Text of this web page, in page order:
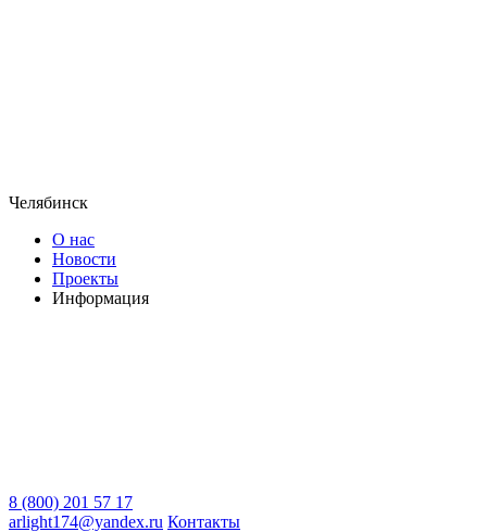
Челябинск
О нас
Новости
Проекты
Информация
8 (800) 201 57 17
arlight174@yandex.ru Контакты